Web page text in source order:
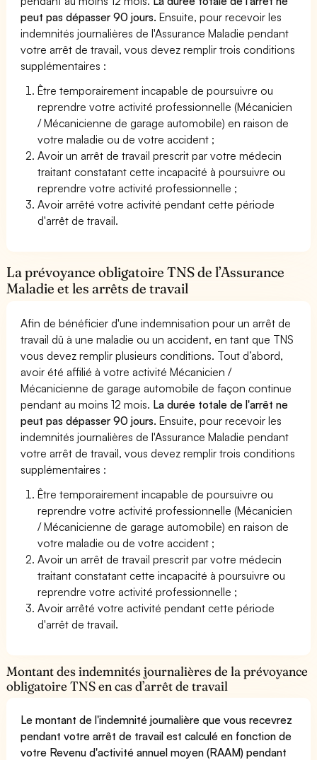
peut pas dépasser 90 jours. Ensuite, pour recevoir les
indemnités journalières de l'Assurance Maladie pendant
votre arrêt de travail, vous devez remplir trois conditions
supplémentaires :
Être temporairement incapable de poursuivre ou
reprendre votre activité professionnelle (Mécanicien
/ Mécanicienne de garage automobile) en raison de
votre maladie ou de votre accident ;
Avoir un arrêt de travail prescrit par votre médecin
traitant constatant cette incapacité à poursuivre ou
reprendre votre activité professionnelle ;
Avoir arrêté votre activité pendant cette période
d'arrêt de travail.
La prévoyance obligatoire TNS de l’Assurance
Maladie et les arrêts de travail
Afin de bénéficier d'une indemnisation pour un arrêt de
travail dû à une maladie ou un accident, en tant que TNS
vous devez remplir plusieurs conditions. Tout d’abord,
avoir été affilié à votre activité Mécanicien /
Mécanicienne de garage automobile de façon continue
pendant au moins 12 mois. La durée totale de l'arrêt ne
peut pas dépasser 90 jours. Ensuite, pour recevoir les
indemnités journalières de l'Assurance Maladie pendant
votre arrêt de travail, vous devez remplir trois conditions
supplémentaires :
Être temporairement incapable de poursuivre ou
reprendre votre activité professionnelle (Mécanicien
/ Mécanicienne de garage automobile) en raison de
votre maladie ou de votre accident ;
Avoir un arrêt de travail prescrit par votre médecin
traitant constatant cette incapacité à poursuivre ou
reprendre votre activité professionnelle ;
Avoir arrêté votre activité pendant cette période
d'arrêt de travail.
Montant des indemnités journalières de la prévoyance
obligatoire TNS en cas d’arrêt de travail
Le montant de l'indemnité journalière que vous recevrez
pendant votre arrêt de travail est calculé en fonction de
votre Revenu d'activité annuel moyen (RAAM) pendant